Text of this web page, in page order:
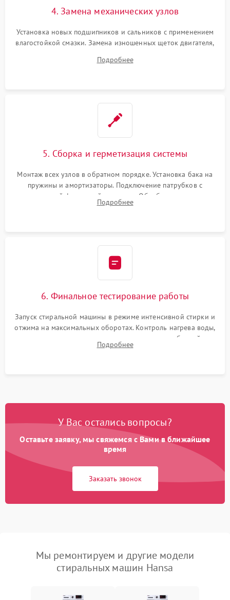
4. Замена механических узлов
Установка новых подшипников и сальников с применением
влагостойкой смазки. Замена изношенных щеток двигателя,
или поврежденной резиновой манжеты.
Подробнее
5. Сборка и герметизация системы
Монтаж всех узлов в обратном порядке. Установка бака на
пружины и амортизаторы. Подключение патрубков с
надежной фиксацией хомутами. Обработка стыков
герметиком для предотвращения возможных протечек воды.
Подробнее
6. Финальное тестирование работы
Запуск стиральной машины в режиме интенсивной стирки и
отжима на максимальных оборотах. Контроль нагрева воды,
корректности слива, отсутствия излишних вибраций,
посторонних стуков и протечек под корпусом.
Подробнее
У Вас остались вопросы?
Оставьте заявку, мы свяжемся с Вами в ближайшее
время
Заказать звонок
Мы ремонтируем и другие модели
стиральных машин Hansa